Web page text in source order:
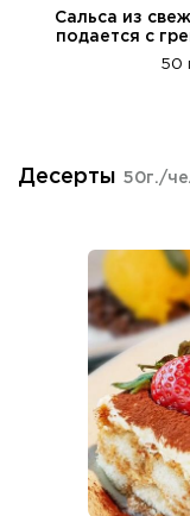
Сальса из
подается с
50
Десерты 50г./